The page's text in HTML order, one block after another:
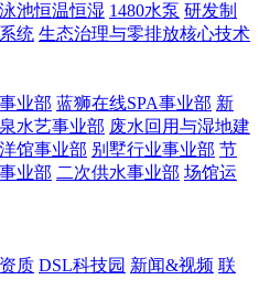
池恒温恒湿 1480水泵 研发制
统 生态治理与零排放核心技术
业部 蓝狮在线SPA事业部 新
水艺事业部 废水回用与湿地建
馆事业部 别墅行业事业部 节
业部 二次供水事业部 场馆运
质 DSL科技园 新闻&视频 联